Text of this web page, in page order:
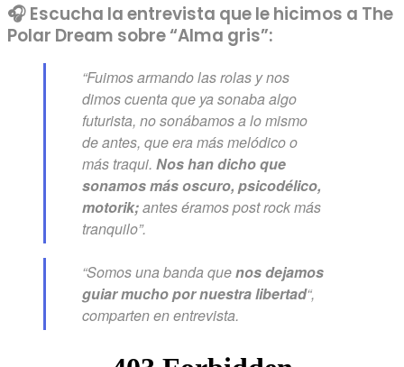
🎧 Escucha la entrevista que le hicimos a The
Polar Dream sobre “Alma gris”:
“Fuimos armando las rolas y nos
dimos cuenta que ya sonaba algo
futurista, no sonábamos a lo mismo
de antes, que era más melódico o
más traqui. Nos han dicho que
sonamos más oscuro, psicodélico,
motorik;antes éramos post rock más
tranquilo”.
“Somos una banda quenos dejamos
guiar mucho por nuestra libertad“,
comparten en entrevista.